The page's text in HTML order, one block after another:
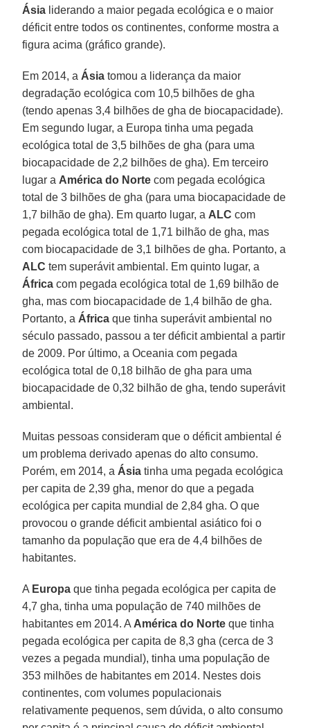
Ásia liderando a maior pegada ecológica e o maior
déficit entre todos os continentes, conforme mostra a
figura acima (gráfico grande).
Em 2014, aÁsia tomou a liderança da maior
degradação ecológica com 10,5 bilhões de gha
(tendo apenas 3,4 bilhões de gha de biocapacidade).
Em segundo lugar, a Europa tinha uma pegada
ecológica total de 3,5 bilhões de gha (para uma
biocapacidade de 2,2 bilhões de gha). Em terceiro
lugar aAmérica do Norte com pegada ecológica
total de 3 bilhões de gha (para uma biocapacidade de
1,7 bilhão de gha). Em quarto lugar, aALC com
pegada ecológica total de 1,71 bilhão de gha, mas
com biocapacidade de 3,1 bilhões de gha. Portanto, a
ALC tem superávit ambiental. Em quinto lugar, a
África com pegada ecológica total de 1,69 bilhão de
gha, mas com biocapacidade de 1,4 bilhão de gha.
Portanto, aÁfrica que tinha superávit ambiental no
século passado, passou a ter déficit ambiental a partir
de 2009. Por último, a Oceania com pegada
ecológica total de 0,18 bilhão de gha para uma
biocapacidade de 0,32 bilhão de gha, tendo superávit
ambiental.
Muitas pessoas consideram que o déficit ambiental é
um problema derivado apenas do alto consumo.
Porém, em 2014, aÁsia tinha uma pegada ecológica
per capita de 2,39 gha, menor do que a pegada
ecológica per capita mundial de 2,84 gha. O que
provocou o grande déficit ambiental asiático foi o
tamanho da população que era de 4,4 bilhões de
habitantes.
A Europa que tinha pegada ecológica per capita de
4,7 gha, tinha uma população de 740 milhões de
habitantes em 2014. AAmérica do Norte que tinha
pegada ecológica per capita de 8,3 gha (cerca de 3
vezes a pegada mundial), tinha uma população de
353 milhões de habitantes em 2014. Nestes dois
continentes, com volumes populacionais
relativamente pequenos, sem dúvida, o alto consumo